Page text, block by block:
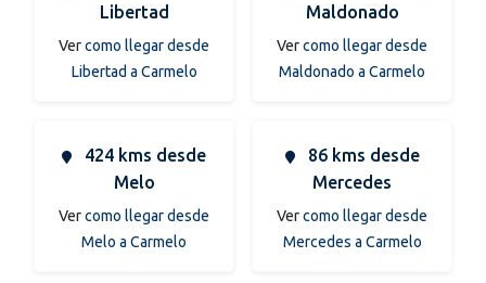
Libertad
Vercomo llegar desde
Libertad a Carmelo
Maldonado
Vercomo llegar desde
Maldonado a Carmelo
424 kms desde
Melo
Vercomo llegar desde
Melo a Carmelo
86 kms desde
Mercedes
Vercomo llegar desde
Mercedes a Carmelo